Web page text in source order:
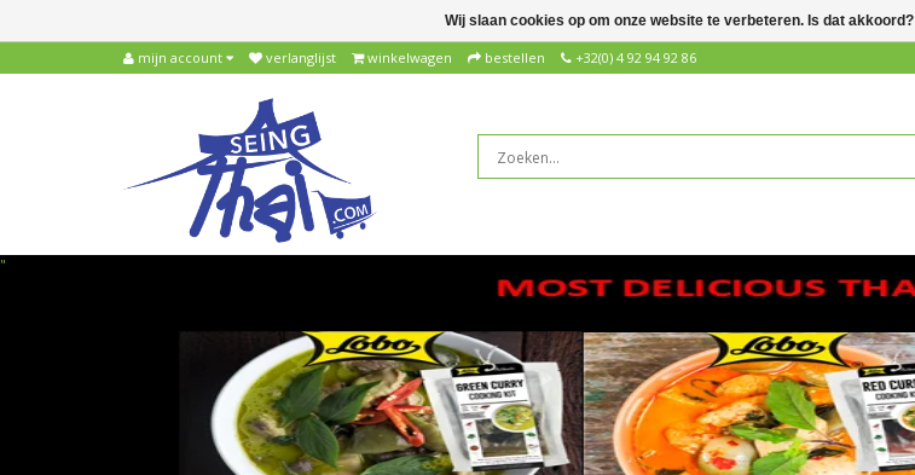
mijn account verlanglijst winkelwagen bestellen +32(0) 4 92 94 92 86
"
Wij slaan cookies op om onze website te verbeteren. Is dat akkoord?